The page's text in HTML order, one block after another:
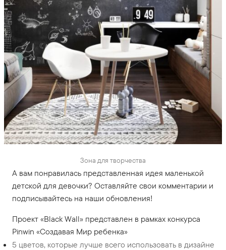
Зона для творчества
А вам понравилась представленная идея маленькой
детской для девочки? Оставляйте свои комментарии и
подписывайтесь на наши обновления!
Проект «Black Wall» представлен в рамках конкурса
Pinwin «Создавая Мир ребенка»
5 цветов, которые лучше всего использовать в дизайне